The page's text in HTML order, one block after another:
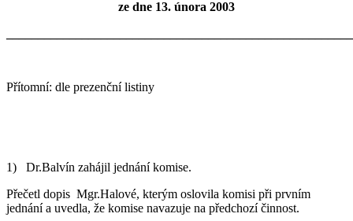
ze dne 13. února 2003
Přítomní: dle prezenční listiny
1) Dr.Balvín zahájil jednání komise.
Přečetl dopis Mgr.Halové, kterým oslovila komisi při prvním
jednání a uvedla, že komise navazuje na předchozí činnost.